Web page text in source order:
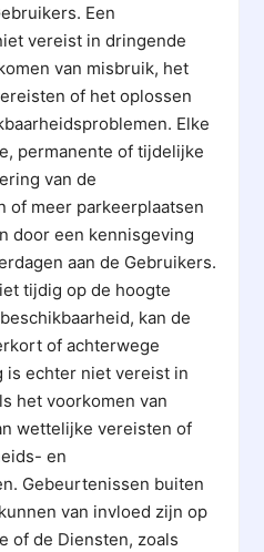
Een
vereist in dringende
van misbruik, het
of het oplossen
Elke
permanente of tijdelijke
van de
of meer parkeerplaatsen
door een kennisgeving
aan de Gebruikers.
tijdig op de hoogte
kan de
of achterwege
is echter niet vereist in
het voorkomen van
wettelijke vereisten of
en
Gebeurtenissen buiten
van invloed zijn op
of de Diensten, zoals